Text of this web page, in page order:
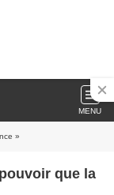
MENU
»
que la